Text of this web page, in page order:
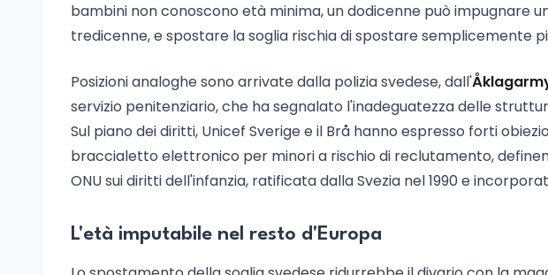
bambini non conoscono età minima, un dodicenne può impugnare
tredicenne, e spostare la soglia rischia di spostare semplicemente
Posizioni analoghe sono arrivate dalla polizia svedese, dall'
servizio penitenziario, che ha segnalato l'inadeguatezza delle
Sul piano dei diritti, Unicef Sverige e il Brå hanno espresso forti
braccialetto elettronico per minori a rischio di reclutamento,
ONU sui diritti dell'infanzia, ratificata dalla Svezia nel 1990 e
L'età imputabile nel resto d'Europa